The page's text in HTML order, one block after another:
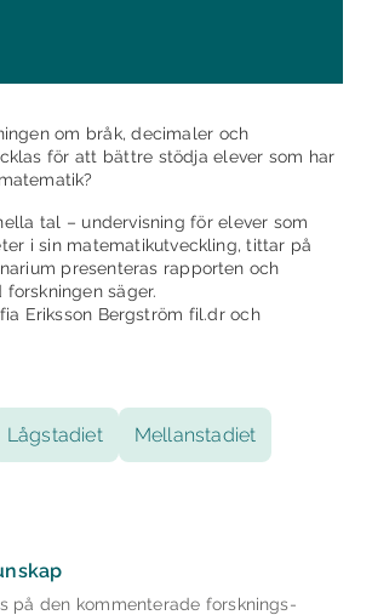
om bråk, decimaler och
för att bättre stödja elever som har
tal – undervisning för elever som
i sin matematikutveckling, tittar på
presenteras rapporten och
säger.
Eriksson Bergström fil.dr och
Lågstadiet Mellanstadiet
på den kommenterade forsknings­